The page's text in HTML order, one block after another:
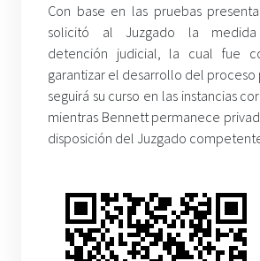
Con base en las pruebas
solicitó al Juzgado la
detención judicial, la cual fue
garantizar el desarrollo del proceso
seguirá su curso en las instancias
mientras Bennett permanece
disposición del Juzgado